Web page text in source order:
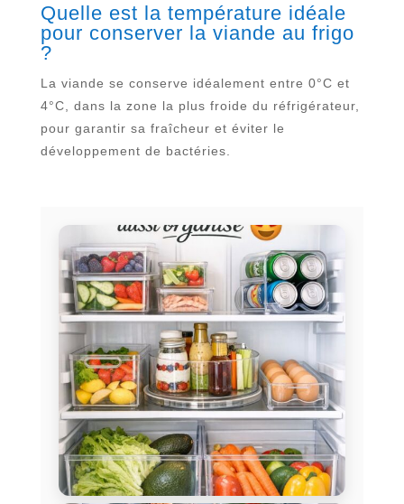
Quelle est la température idéale
pour conserver la viande au frigo
?
La viande se conserve idéalement entre 0°C et
4°C, dans la zone la plus froide du réfrigérateur,
pour garantir sa fraîcheur et éviter le
développement de bactéries.